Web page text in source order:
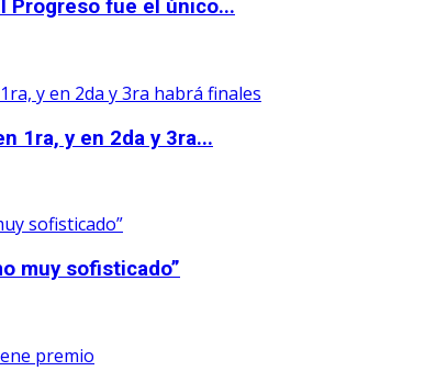
Progreso fue el único...
1ra, y en 2da y 3ra...
muy sofisticado”